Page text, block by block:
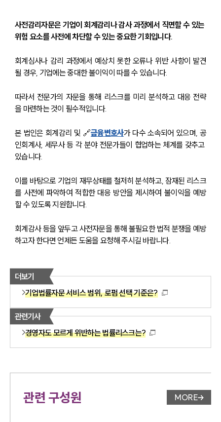
사전감리자문은 기업이 회계감리나 감사 과정에서 직면할 수 있는
위험 요소를 사전에 차단할 수 있는 중요한 기회입니다.
회계심사나 감리 과정에서 예상치 못한 오류나 위반 사항이 발견
될 경우, 기업에는 중대한 불이익이 따를 수 있습니다.
따라서 전문가의 자문을 통해 리스크를 미리 분석하고 대응 전략
을 마련하는 것이 필수적입니다.
본 법인은 회계감리 및 🔗금융변호사가 다수 소속되어 있으며, 공
인회계사, 세무사 등 각 분야 전문가들이 협업하는 체계를 갖추고
있습니다.
이를 바탕으로 기업의 재무상태를 철저히 분석하고, 잠재된 리스크
를 사전에 파악하여 적합한 대응 방안을 제시하여 불이익을 예방
할 수 있도록 지원합니다.
회계감사 등을 앞두고 사전자문을 통해 불필요한 법적 분쟁을 예방
하고자 한다면 언제든 도움을 요청해 주시길 바랍니다.
더보기
기업법률자문 서비스 범위, 로펌 선택 기준은?
관련기사
경영자도 모르게 위반하는 법률리스크는?
관련 구성원 변호사 페
MORE